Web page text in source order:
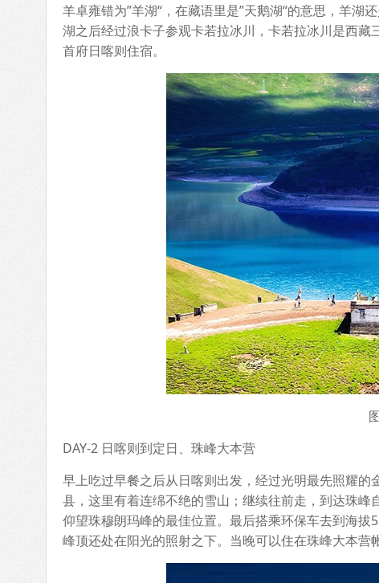
羊卓雍错为”羊湖“，在藏语里是”天鹅湖“的意思，羊湖
湖之后经过浪卡子参观卡若拉冰川，卡若拉冰川是西
首府日喀则住宿。
DAY-2 日喀则到定日、珠峰大本营
早上吃过早餐之后从日喀则出发，经过光明最先照耀
县，这里有着连绵不绝的雪山；继续往前走，到达珠
仰望珠穆朗玛峰的最佳位置。最后搭乘环保车去到海
峰顶还处在阳光的照射之下。当晚可以住在珠峰大本营